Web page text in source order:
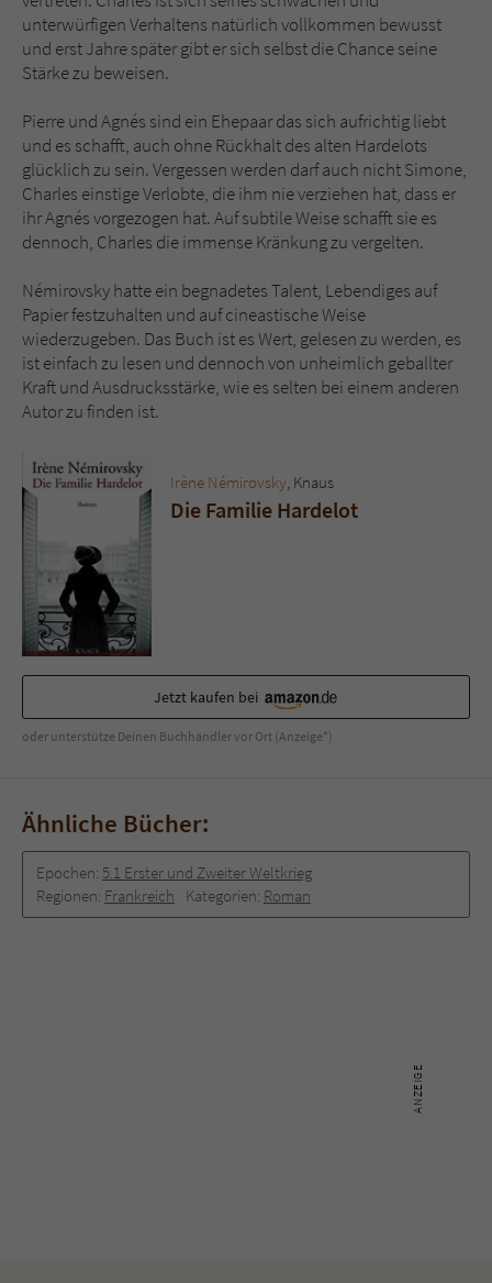
unterwürfigen Verhaltens natürlich vollkommen bewusst
und erst Jahre später gibt er sich selbst die Chance seine
Stärke zu beweisen.
Pierre und Agnés sind ein Ehepaar das sich aufrichtig liebt
und es schafft, auch ohne Rückhalt des alten Hardelots
glücklich zu sein. Vergessen werden darf auch nicht Simone,
Charles einstige Verlobte, die ihm nie verziehen hat, dass er
ihr Agnés vorgezogen hat. Auf subtile Weise schafft sie es
dennoch, Charles die immense Kränkung zu vergelten.
Némirovsky hatte ein begnadetes Talent, Lebendiges auf
Papier festzuhalten und auf cineastische Weise
wiederzugeben. Das Buch ist es Wert, gelesen zu werden, es
ist einfach zu lesen und dennoch von unheimlich geballter
Kraft und Ausdrucksstärke, wie es selten bei einem anderen
Autor zu finden ist.
Irène Némirovsky, Knaus
Die Familie Hardelot
Jetzt kaufen bei
oder unterstütze Deinen Buchhändler vor Ort (Anzeige*)
Ähnliche Bücher:
Epochen: 5.1 Erster und Zweiter Weltkrieg
Regionen: Frankreich Kategorien: Roman